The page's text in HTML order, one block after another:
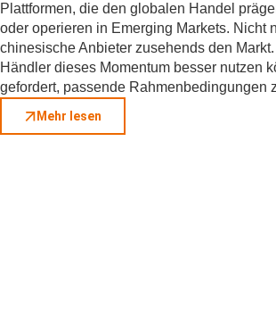
Plattformen, die den globalen Handel
oder operieren in Emerging Markets. Nicht
chinesische Anbieter zusehends den
Händler dieses Momentum besser nutzen
gefordert, passende Rahmenbedingungen
Mehr lesen